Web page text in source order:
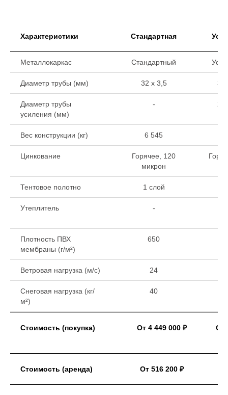
Характеристики Стандартная
Металлокаркас Стандартный
Диаметр трубы (мм) 32 х 3,5 32
Диаметр трубы
усиления (мм)
-
Вес конструкции (кг) 6 545
Цинкование
Горячее, 120
микрон
Тентовое полотно 1 слой
Утеплитель -
Плотность ПВХ
мембраны (г/м²)
650
Ветровая нагрузка (м/с) 24
Снеговая нагрузка (кг/
м²)
40
Стоимость (покупка) От 4 449 000 ₽ От
Стоимость (аренда) От 516 200 ₽